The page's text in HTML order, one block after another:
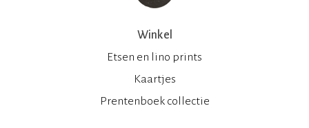
Winkel
Etsen en lino prints
Kaartjes
Prentenboek collectie